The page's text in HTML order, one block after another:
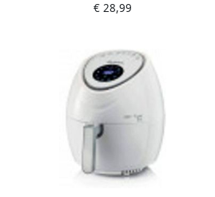
zwart
€ 28,99